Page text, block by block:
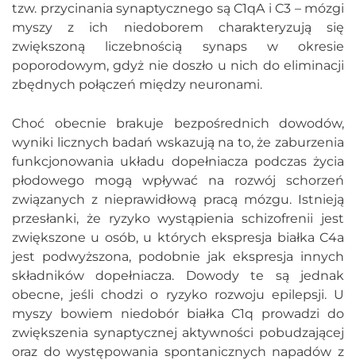
tzw. przycinania synaptycznego są C1qA i C3 – mózgi
myszy z ich niedoborem charakteryzują się
zwiększoną liczebnością synaps w okresie
poporodowym, gdyż nie doszło u nich do eliminacji
zbędnych połączeń między neuronami.
Choć obecnie brakuje bezpośrednich dowodów,
wyniki licznych badań wskazują na to, że zaburzenia
funkcjonowania układu dopełniacza podczas życia
płodowego mogą wpływać na rozwój schorzeń
związanych z nieprawidłową pracą mózgu. Istnieją
przesłanki, że ryzyko wystąpienia schizofrenii jest
zwiększone u osób, u których ekspresja białka C4a
jest podwyższona, podobnie jak ekspresja innych
składników dopełniacza. Dowody te są jednak
obecne, jeśli chodzi o ryzyko rozwoju epilepsji. U
myszy bowiem niedobór białka C1q prowadzi do
zwiększenia synaptycznej aktywności pobudzającej
oraz do występowania spontanicznych napadów z